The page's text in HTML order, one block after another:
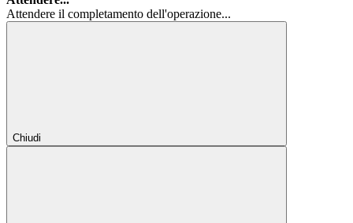
Attendere il completamento dell'operazione...
Chiudi